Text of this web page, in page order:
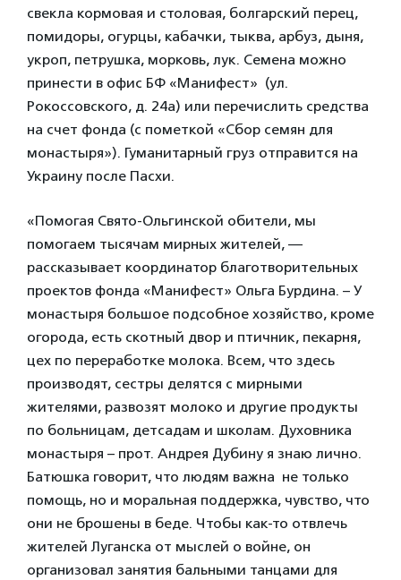
свекла кормовая и столовая, болгарский перец,
помидоры, огурцы, кабачки, тыква, арбуз, дыня,
укроп, петрушка, морковь, лук. Семена можно
принести в офис БФ «Манифест» (ул.
Рокоссовского, д. 24а) или перечислить средства
на счет фонда (с пометкой «Сбор семян для
монастыря»). Гуманитарный груз отправится на
Украину после Пасхи.
«Помогая Свято-Ольгинской обители, мы
помогаем тысячам мирных жителей, —
рассказывает координатор благотворительных
проектов фонда «Манифест» Ольга Бурдина. – У
монастыря большое подсобное хозяйство, кроме
огорода, есть скотный двор и птичник, пекарня,
цех по переработке молока. Всем, что здесь
производят, сестры делятся с мирными
жителями, развозят молоко и другие продукты
по больницам, детсадам и школам. Духовника
монастыря – прот. Андрея Дубину я знаю лично.
Батюшка говорит, что людям важна не только
помощь, но и моральная поддержка, чувство, что
они не брошены в беде. Чтобы как-то отвлечь
жителей Луганска от мыслей о войне, он
организовал занятия бальными танцами для